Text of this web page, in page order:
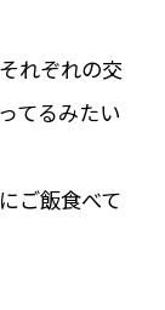
れぞれの交
てるみたい
ご飯食べて